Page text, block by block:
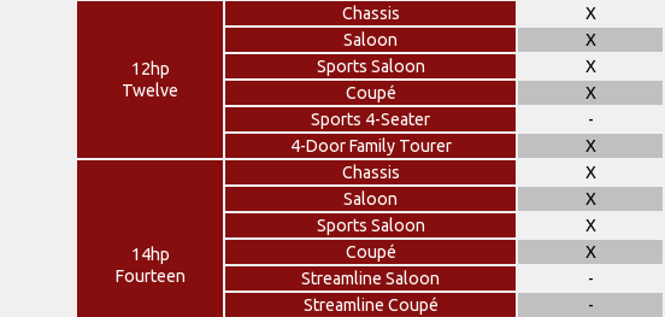
12hp
Twelve
Chassis X
Saloon
X
Sports Saloon
X
Coupé
X
Sports 4-Seater
-
4-Door Family Tourer
X
14hp
Fourteen
Chassis X
Saloon
X
Sports Saloon
X
Coupé
X
Streamline Saloon
-
Streamline Coupé
-